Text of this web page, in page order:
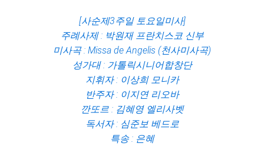
[사순제3주일 토요일미사]
주례사제 : 박원재 프란치스코 신부
미사곡 : Missa de Angelis (천사미사곡)
성가대 : 가톨릭시니어합창단
지휘자 : 이상희 모니카
반주자 : 이지연 리오바
깐또르 : 김혜영 엘리사벳
독서자 : 심준보 베드로
특송 : 은혜